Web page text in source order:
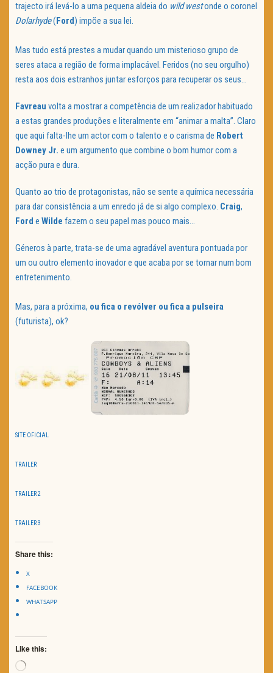
trajecto irá levá-lo a uma pequena aldeia do wild westonde o coronel
Dolarhyde(Ford) impõe a sua lei.
Mas tudo está prestes a mudar quando um misterioso grupo de
seres ataca a região de forma implacável. Feridos (no seu orgulho)
resta aos dois estranhos juntar esforços para recuperar os seus…
Favreau volta a mostrar a competência de um realizador habituado
a estas grandes produções e literalmente em “animar a malta”. Claro
que aqui falta-lhe um actor com o talento e o carisma de Robert
Downey Jr. e um argumento que combine o bom humor com a
acção pura e dura.
Quanto ao trio de protagonistas, não se sente a química necessária
para dar consistência a um enredo já de si algo complexo. Craig,
Ford e Wilde fazem o seu papel mas pouco mais…
Géneros à parte, trata-se de uma agradável aventura pontuada por
um ou outro elemento inovador e que acaba por se tornar num bom
entretenimento.
Mas, para a próxima, ou fica o revólver ou fica a pulseira
(futurista), ok?
SITE OFICIAL
TRAILER
TRAILER 2
TRAILER 3
Share this:
X
FACEBOOK
WHATSAPP
Like this:
Loading…